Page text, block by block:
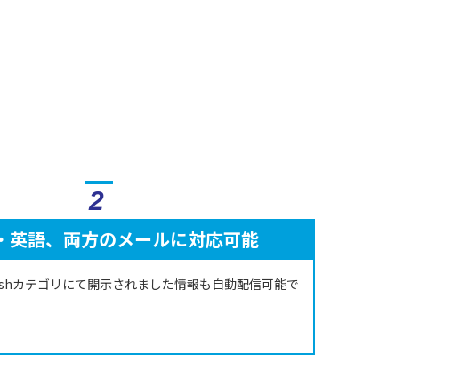
2
英語、両方のメールに対応可能
カテゴリにて開示されました情報も自動配信可能で